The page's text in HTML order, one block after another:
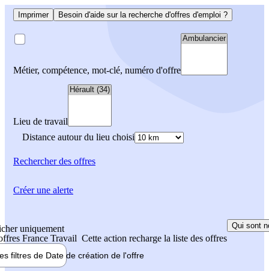
Imprimer Besoin d'aide sur la recherche d'offres d'emploi ?
Métier, compétence, mot-clé, numéro d'offre
Lieu de travail
Distance autour du lieu choisi
Rechercherdes offres
uniquement
France Travail Cette action recharge la liste des offres
Qui sont
filtres de Date de création de l'offre
Créer une alerte